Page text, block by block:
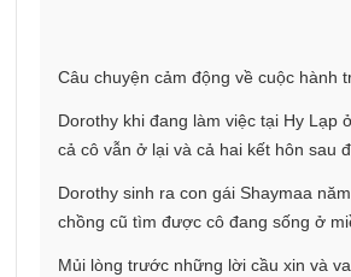
Câu chuyện cảm động về cuộc hành
Dorothy khi đang làm việc tại Hy Lạp
cả cô vẫn ở lại và cả hai kết hôn sau
Dorothy sinh ra con gái Shaymaa
chồng cũ tìm được cô đang sống ở
Mủi lòng trước những lời cầu xin và